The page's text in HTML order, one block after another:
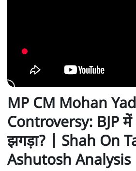
MP CM Mohan
Controversy: BJP
झगड़ा? | Shah On
Ashutosh Analysis